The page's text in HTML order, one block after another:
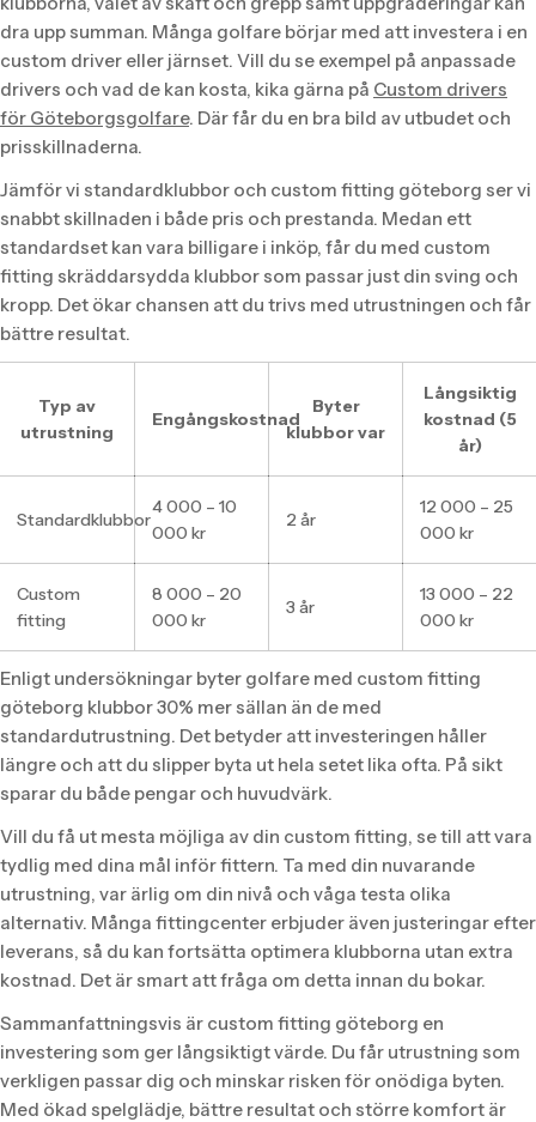
dra upp summan. Många golfare börjar med att investera i en
custom driver eller järnset. Vill du se exempel på anpassade
drivers och vad de kan kosta, kika gärna på Custom drivers
för Göteborgsgolfare. Där får du en bra bild av utbudet och
prisskillnaderna.
Jämför vi standardklubbor och custom fitting göteborg ser vi
snabbt skillnaden i både pris och prestanda. Medan ett
standardset kan vara billigare i inköp, får du med custom
fitting skräddarsydda klubbor som passar just din sving och
kropp. Det ökar chansen att du trivs med utrustningen och får
bättre resultat.
Typ av
utrustning
Engångskostnad
Byter
klubbor var
Långsiktig
kostnad (5
år)
Standardklubbor
4 000 – 10
000 kr
2 år
12 000 – 25
000 kr
Custom
fitting
8 000 – 20
000 kr
3 år
13 000 – 22
000 kr
Enligt undersökningar byter golfare med custom fitting
göteborg klubbor 30% mer sällan än de med
standardutrustning. Det betyder att investeringen håller
längre och att du slipper byta ut hela setet lika ofta. På sikt
sparar du både pengar och huvudvärk.
Vill du få ut mesta möjliga av din custom fitting, se till att vara
tydlig med dina mål inför fittern. Ta med din nuvarande
utrustning, var ärlig om din nivå och våga testa olika
alternativ. Många fittingcenter erbjuder även justeringar efter
leverans, så du kan fortsätta optimera klubborna utan extra
kostnad. Det är smart att fråga om detta innan du bokar.
Sammanfattningsvis är custom fitting göteborg en
investering som ger långsiktigt värde. Du får utrustning som
verkligen passar dig och minskar risken för onödiga byten.
Med ökad spelglädje, bättre resultat och större komfort är